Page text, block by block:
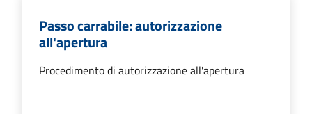
Passo carrabile: autorizzazione
all'apertura
Procedimento di autorizzazione all'apertura